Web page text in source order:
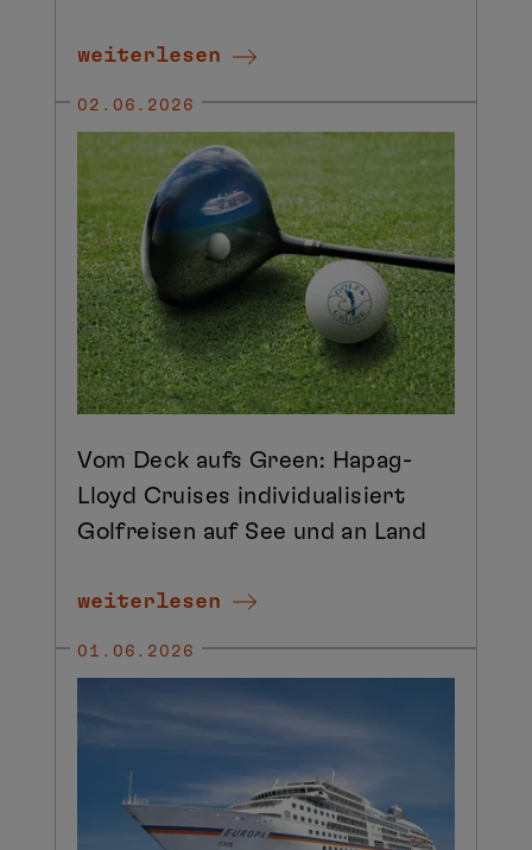
weiterlesen
Vom Deck aufs Green: Hapag-
Lloyd Cruises individualisiert
Golfreisen auf See und an Land
weiterlesen
02.06.2026
01.06.2026